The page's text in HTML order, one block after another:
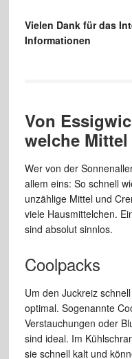
Vielen Dank für das
Informationen
Von
welche
Wer von der
allem eins: So schnell
unzählige Mittel und
viele Hausmittelchen.
sind absolut sinnlos.
Coolpacks
Um den Juckreiz
optimal. Sogenannte
Verstauchungen oder
sind ideal. Im
sie schnell kalt und